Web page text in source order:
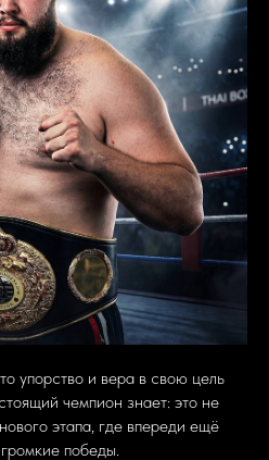
упорство и вера в свою цель
чемпион знает: это не
этапа, где впереди ещё
победы.